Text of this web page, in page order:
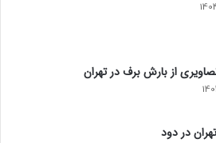
از بارش برف در تهران
در دود